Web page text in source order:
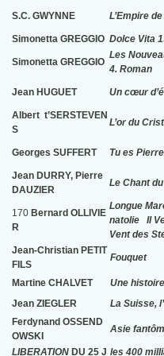
S.C. GWYNNE L’Empire
Simonetta GREGGIO Dolce Vita
Simonetta GREGGIO
Les
4. Roman
Jean HUGUET Un cœur
Albert t’SERSTEVEN
S
L’or du
Georges SUFFERT Tu es Pierre
Jean DURRY, Pierre
DAUZIER
Le Chant
170Bernard OLLIVIE
R
Longue
natolie II
Vent des
Jean-Christian PETIT
FILS
Fouquet
Martine CHALVET Une
Jean ZIEGLER
La Suisse,
Ferdynand OSSEND
OWSKI
Asie
LIBERATIONDU 25 J les 400